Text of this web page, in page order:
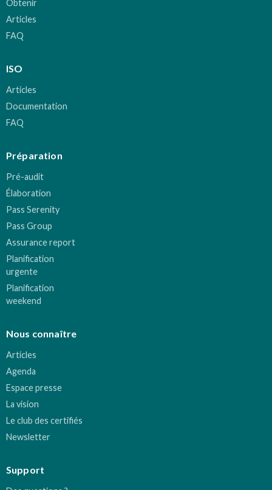
Obtenir
Articles
FAQ
ISO
Articles
Documentation
FAQ
Préparation
Pré-audit
Élaboration
Pass Serenity
Pass Group
Assurance report
Planification
urgente
Planification
weekend
Nous connaître
Articles
Agenda
Espace presse
La vision
Le club des certifiés
Newsletter
Support